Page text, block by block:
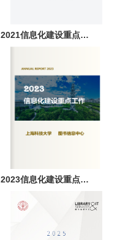
2021信息化建设重点工
2023信息化建设重点工